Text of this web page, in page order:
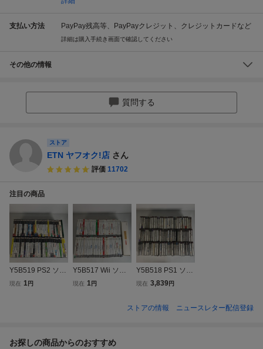
支払い方法 PayPay残高等、PayPayクレジット、クレジットカードなど
詳細は購入手続き画面で確認してください
その他の情報
質問する
ストア
ETN ヤフオク!店 さん
評価 11702
注目の商品
Y5B519 PS2 ソフ
ト 69本セット/ ★
0サイズ
現在 1円
Y5B517 Wii ソフ
ト 63本セット/ ★
現在 1円
Y5B518 PS1 ソフ
ト 107本セット/
め 格安販売 継続
現在 3,839円
ストアの情報 ニュースレター配信登録
お探しの商品からのおすすめ